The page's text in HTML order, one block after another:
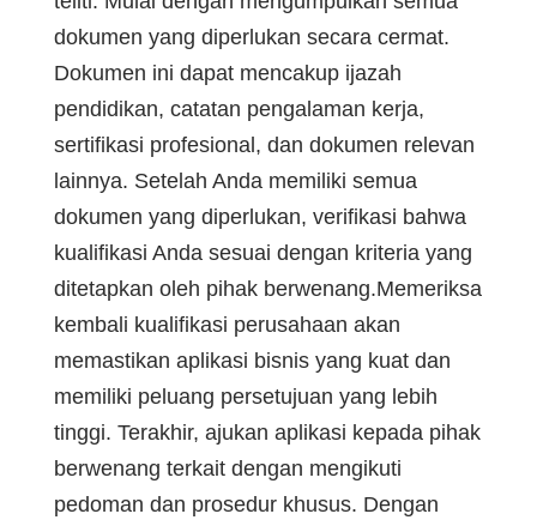
dokumen yang diperlukan secara cermat.
Dokumen ini dapat mencakup ijazah
pendidikan, catatan pengalaman kerja,
sertifikasi profesional, dan dokumen relevan
lainnya. Setelah Anda memiliki semua
dokumen yang diperlukan, verifikasi bahwa
kualifikasi Anda sesuai dengan kriteria yang
ditetapkan oleh pihak berwenang.Memeriksa
kembali kualifikasi perusahaan akan
memastikan aplikasi bisnis yang kuat dan
memiliki peluang persetujuan yang lebih
tinggi. Terakhir, ajukan aplikasi kepada pihak
berwenang terkait dengan mengikuti
pedoman dan prosedur khusus. Dengan